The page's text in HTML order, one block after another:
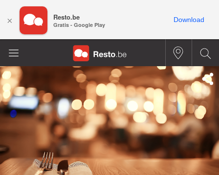
× Resto.be
Gratis - Google Play
Download